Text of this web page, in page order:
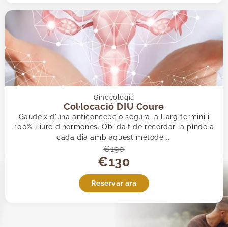
Ginecologia
Col·locació DIU Coure
Gaudeix d'una anticoncepció segura, a llarg termini i
100% lliure d'hormones. Oblida't de recordar la píndola
cada dia amb aquest mètode ...
€190
€130
Reservar ara